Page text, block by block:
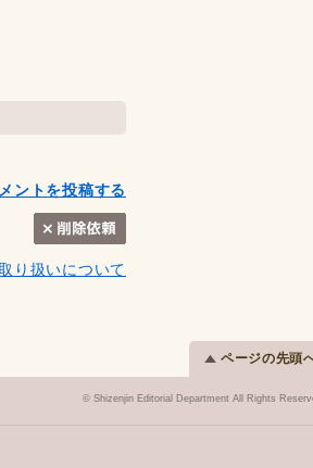
ントを投稿する
り扱いについて
ページの先頭
© Shizenjin Editorial Department All Rights